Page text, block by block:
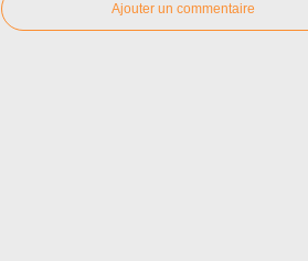
Ajouter un commentaire